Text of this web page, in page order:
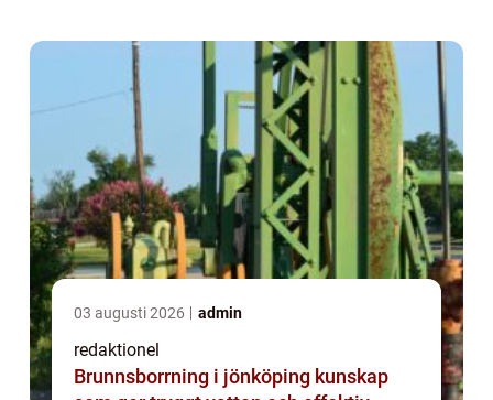
03 augusti 2026 admin
redaktionel
Brunnsborrning i jönköping kunskap